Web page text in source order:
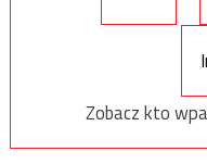
Zobacz kto